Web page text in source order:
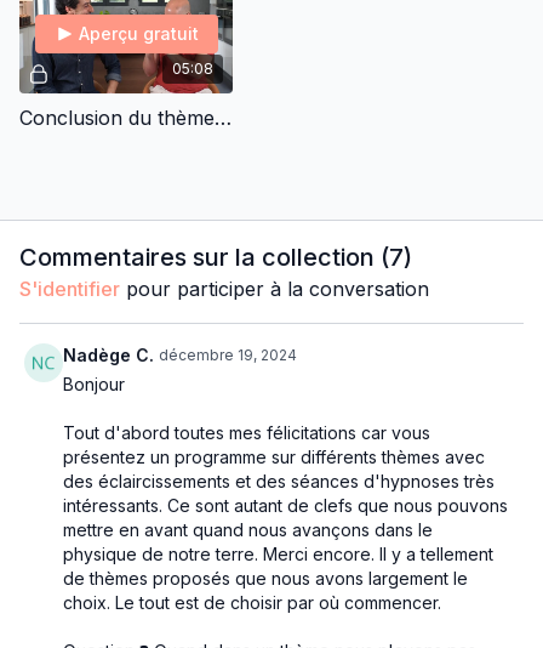
05:08
Aperçu gratuit
Conclusion du thème Dépassez vos résistances au changement
Commentaires sur la collection (7)
S'identifier pour participer à la conversation
Nadège C. décembre 19, 2024
Bonjour
Tout d'abord toutes mes félicitations car vous
présentez un programme sur différents thèmes avec
des éclaircissements et des séances d'hypnoses très
intéressants. Ce sont autant de clefs que nous pouvons
mettre en avant quand nous avançons dans le
physique de notre terre. Merci encore. Il y a tellement
de thèmes proposés que nous avons largement le
choix. Le tout est de choisir par où commencer.